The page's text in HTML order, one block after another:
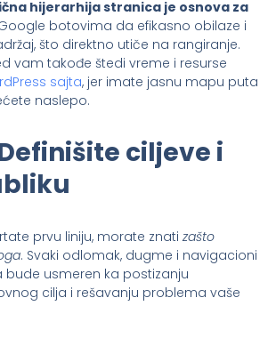
hijerarhija stranica je osnova za
botovima da efikasno obilaze i
što direktno utiče na rangiranje.
vam takođe štedi vreme i resurse
sajta, jer imate jasnu mapu puta
naslepo.
ciljeve i
prvu liniju, morate znati zašto
. Svaki odlomak, dugme i navigacioni
usmeren ka postizanju
cilja i rešavanju problema vaše